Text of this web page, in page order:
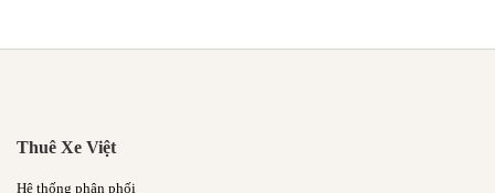
Thuê Xe Việt
Hệ thống phân phối